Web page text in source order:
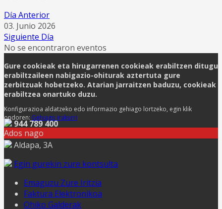
Día Anterior
03. Junio 2026
Siguiente Día
No se encontraron eventos
Gure cookieak eta hirugarrenen cookieak erabiltzen ditugu
erabiltzaileen nabigazio-ohiturak aztertuta gure
zerbitzuak hobetzeko. Atarian jarraitzen baduzu, cookieak
erabiltzea onartuko duzu.
Konfigurazioa aldatzeko edo informazio gehiago lortzeko, egin klik
ondoren: Gehiago irakurri
Ados nago
944 789 400
Aldapa, 3A
Egin gurekin zure kontsulta
Emaguzu Zure Iritzia
Faktura Elektronikoa
Ohiko Galderak